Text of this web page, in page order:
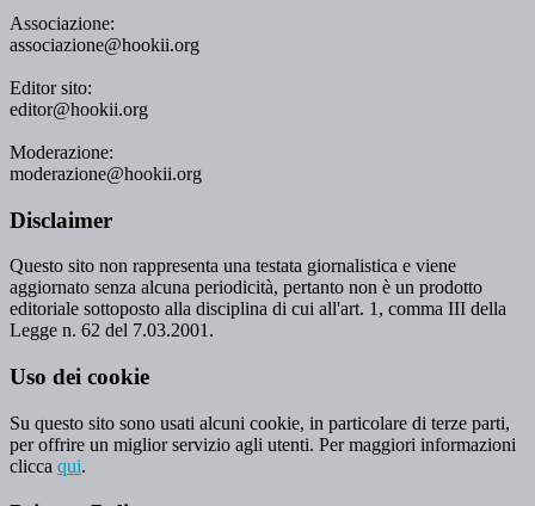
Associazione:
associazione@hookii.org
Editor sito:
editor@hookii.org
Moderazione:
moderazione@hookii.org
Disclaimer
Questo sito non rappresenta una testata giornalistica e viene
aggiornato senza alcuna periodicità, pertanto non è un prodotto
editoriale sottoposto alla disciplina di cui all'art. 1, comma III della
Legge n. 62 del 7.03.2001.
Uso dei cookie
Su questo sito sono usati alcuni cookie, in particolare di terze parti,
per offrire un miglior servizio agli utenti. Per maggiori informazioni
clicca qui.